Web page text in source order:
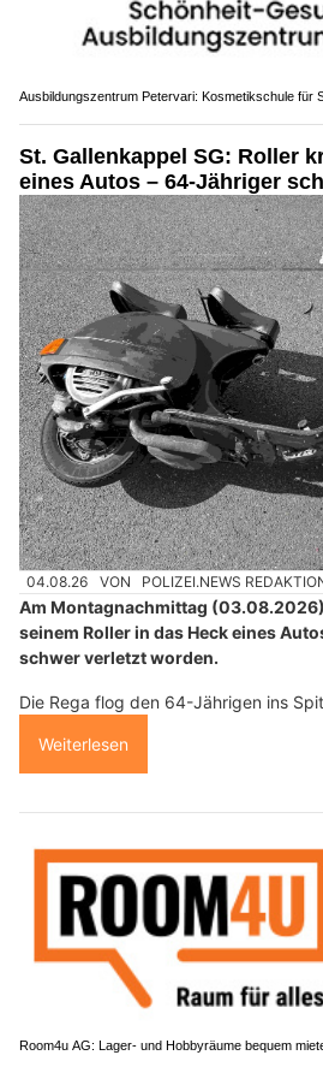
Ausbildungszentrum Petervari: Kosmetikschule für
St. Gallenkappel SG: Roller
eines Autos – 64-Jähriger
04.08.26 VON POLIZEI.NEWS
Am Montagnachmittag
seinem Roller in das Heck eines
schwer verletzt worden.
Die Rega flog den 64-Jährigen ins
Weiterlesen
Room4u AG: Lager- und Hobbyräume bequem